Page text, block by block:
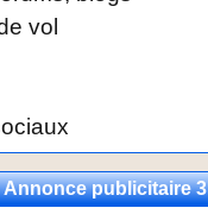
vol
Annonce publicitaire 3